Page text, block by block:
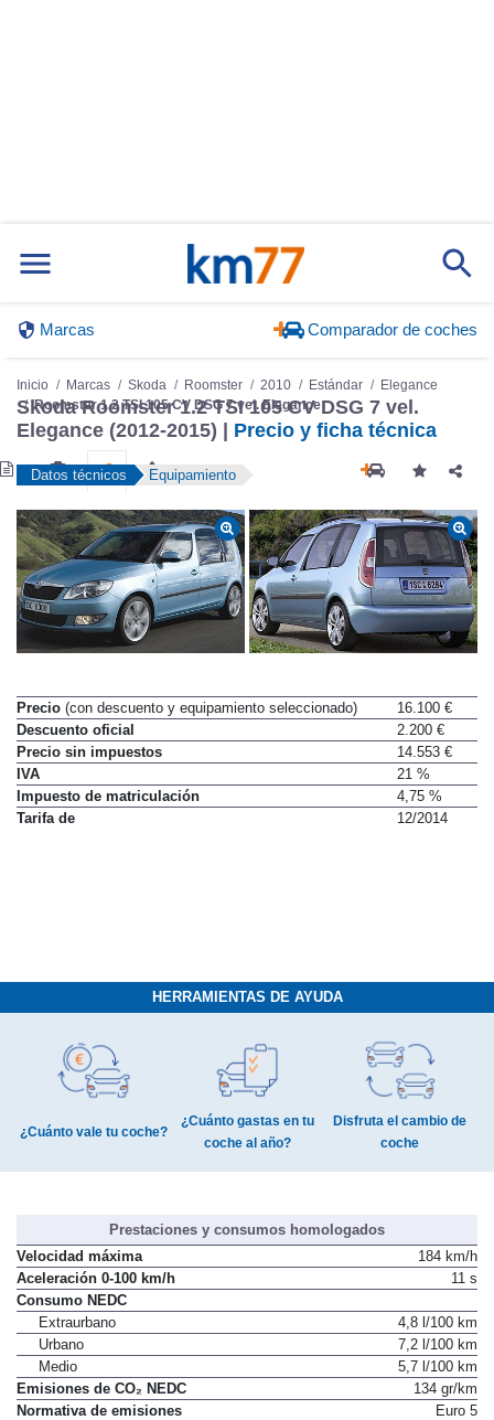
Marcas Comparador de coches
Inicio Marcas Skoda Roomster 2010 Estándar
Elegance
Roomster 1.2 TSI 105 CV DSG 7 vel. Elegance
Skoda Roomster 1.2 TSI 105 CV DSG 7 vel.
Elegance (2012-2015) | Precio y ficha técnica
Datos técnicos Equipamiento
Precio (con descuento y equipamiento seleccionado)
16.100 €
Descuento oficial
2.200 €
Precio sin impuestos
14.553 €
IVA
21 %
Impuesto de matriculación
4,75 %
Tarifa de
12/2014
HERRAMIENTAS DE AYUDA
¿Cuánto vale tu coche?
¿Cuánto gastas en tu
coche al año?
Disfruta el cambio de
coche
Prestaciones y consumos homologados
Velocidad máxima
184 km/h
Aceleración 0-100 km/h
11 s
Consumo NEDC
Extraurbano
4,8 l/100 km
Urbano
7,2 l/100 km
Medio
5,7 l/100 km
Emisiones de CO₂ NEDC
134 gr/km
Normativa de emisiones
Euro 5